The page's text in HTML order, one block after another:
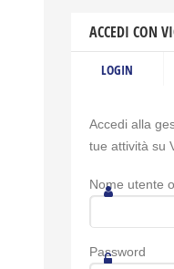
ACCEDI CON
LOGIN
Accedi alla
tue attività su
Nome utente
Password